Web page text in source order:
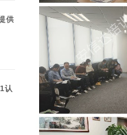
供
认